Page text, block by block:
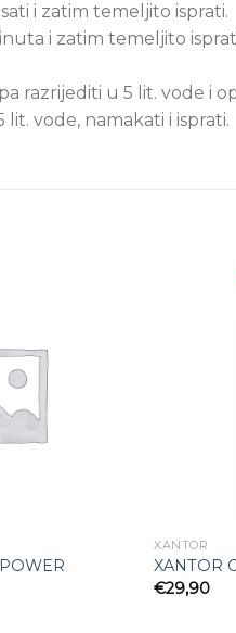
i zatim temeljito isprati.
i zatim temeljito
razrijediti u 5 lit. vode i
lit. vode, namakati i isprati.
XANTOR
XANTOR
€29,90